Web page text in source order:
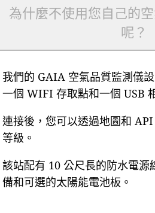
為什麼不使用您自己的
呢？
我們的 GAIA 空氣品質監測儀
一個 WIFI 存取點和一個 USB
連接後，您可以透過地圖和
等級。
該站配有 10 公尺長的防水電源
備和可選的太陽能電池板。